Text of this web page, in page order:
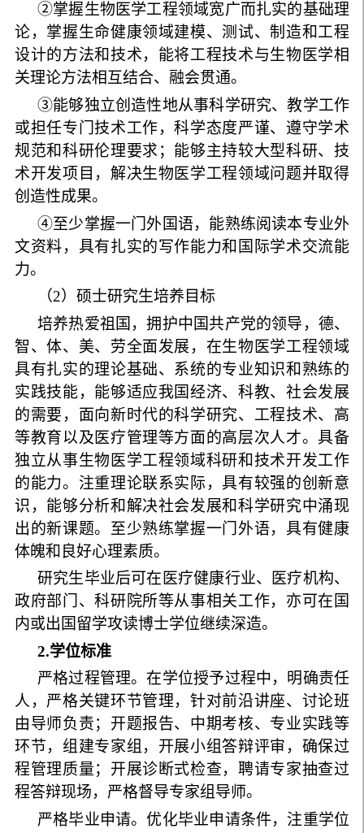
②掌握生物医学工程领域宽广而扎实的基础理
论，掌握生命健康领域建模、测试、制造和工程
设计的方法和技术，能将工程技术与生物医学相
关理论方法相互结合、融会贯通。
③能够独立创造性地从事科学研究、教学工作
或担任专门技术工作，科学态度严谨、遵守学术
规范和科研伦理要求；能够主持较大型科研、技
术开发项目，解决生物医学工程领域问题并取得
创造性成果。
④至少掌握一门外国语，能熟练阅读本专业外
文资料，具有扎实的写作能力和国际学术交流能
力。
（2）硕士研究生培养目标
培养热爱祖国，拥护中国共产党的领导，德、
智、体、美、劳全面发展，在生物医学工程领域
具有扎实的理论基础、系统的专业知识和熟练的
实践技能，能够适应我国经济、科教、社会发展
的需要，面向新时代的科学研究、工程技术、高
等教育以及医疗管理等方面的高层次人才。具备
独立从事生物医学工程领域科研和技术开发工作
的能力。注重理论联系实际，具有较强的创新意
识，能够分析和解决社会发展和科学研究中涌现
出的新课题。至少熟练掌握一门外语，具有健康
体魄和良好心理素质。
研究生毕业后可在医疗健康行业、医疗机构、
政府部门、科研院所等从事相关工作，亦可在国
内或出国留学攻读博士学位继续深造。
2.学位标准
严格过程管理。在学位授予过程中，明确责任
人，严格关键环节管理，针对前沿讲座、讨论班
由导师负责；开题报告、中期考核、专业实践等
环节，组建专家组，开展小组答辩评审，确保过
程管理质量；开展诊断式检查，聘请专家抽查过
程答辩现场，严格督导专家组导师。
严格毕业申请。优化毕业申请条件，注重学位